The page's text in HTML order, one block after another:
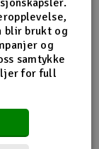
samme
modellers.no
å handle
tilgjengelige i
fysisk
blir brukt og
og
samtykke
for full